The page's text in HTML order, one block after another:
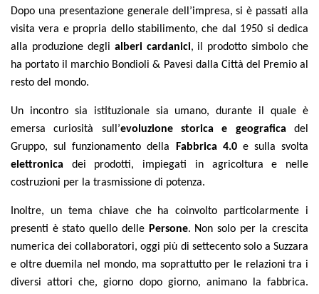
Электронные компоненты системы управления
Теплообмен
Системы Fan Drive
Теплообменники
Dopo una presentazione generale dell’impresa, si è passati alla
visita vera e propria dello stabilimento, che dal 1950 si dedica
alla produzione degli alberi cardanici, il prodotto simbolo che
ha portato il marchio Bondioli & Pavesi dalla Città del Premio al
resto del mondo.
Un incontro sia istituzionale sia umano, durante il quale è
emersa curiosità sull’evoluzione storica e geografica del
Gruppo, sul funzionamento della Fabbrica 4.0 e sulla svolta
elettronica dei prodotti, impiegati in agricoltura e nelle
costruzioni per la trasmissione di potenza.
Inoltre, un tema chiave che ha coinvolto particolarmente i
presenti è stato quello delle Persone. Non solo per la crescita
numerica dei collaboratori, oggi più di settecento solo a Suzzara
e oltre duemila nel mondo, ma soprattutto per le relazioni tra i
diversi attori che, giorno dopo giorno, animano la fabbrica.